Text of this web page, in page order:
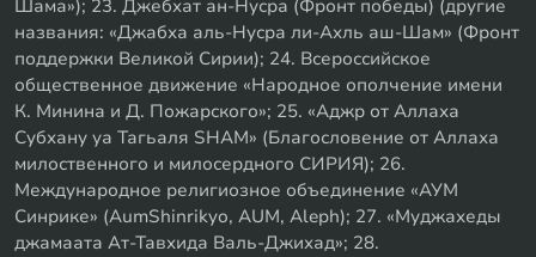
Шама»); 23. Джебхат ан-Нусра (Фронт победы) (другие
названия: «Джабха аль-Нусра ли-Ахль аш-Шам» (Фронт
поддержки Великой Сирии); 24. Всероссийское
общественное движение «Народное ополчение имени
К. Минина и Д. Пожарского»; 25. «Аджр от Аллаха
Субхану уа Тагьаля SHAM» (Благословение от Аллаха
милоственного и милосердного СИРИЯ); 26.
Международное религиозное объединение «АУМ
Синрике» (AumShinrikyo, AUM, Aleph); 27. «Муджахеды
джамаата Ат-Тавхида Валь-Джихад»; 28.